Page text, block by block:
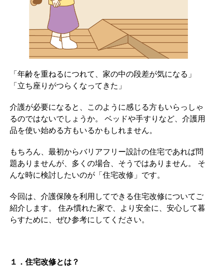
「年齢を重ねるにつれて、家の中の段差が気になる」
「立ち座りがつらくなってきた」
介護が必要になると、このように感じる方もいらっしゃ
るのではないでしょうか。 ベッドや手すりなど、介護用
品を使い始める方もいるかもしれません。
もちろん、最初からバリアフリー設計の住宅であれば問
題ありませんが、多くの場合、そうではありません。 そ
んな時に検討したいのが「住宅改修」です。
今回は、介護保険を利用してできる住宅改修についてご
紹介します。 住み慣れた家で、より安全に、安心して暮
らすために、ぜひ参考にしてください。
１．住宅改修とは？